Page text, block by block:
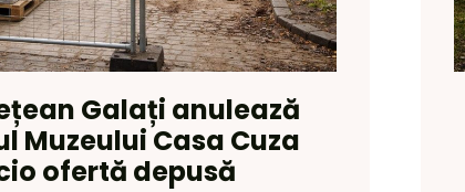
Galați anulează
Muzeului Casa Cuza
ofertă depusă